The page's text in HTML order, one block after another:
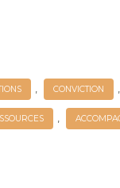
CONVICTION